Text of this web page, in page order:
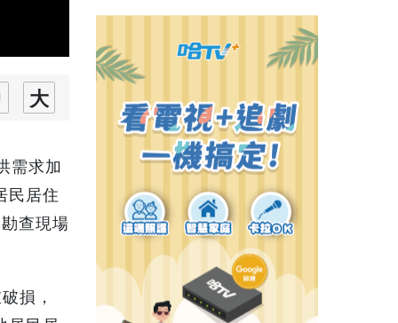
需求加
民居住
查現場
損，